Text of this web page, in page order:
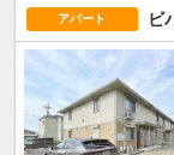
アパート ビ